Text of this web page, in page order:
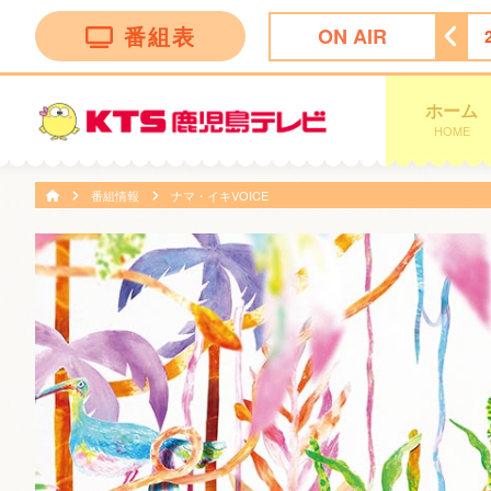
番組表 ON AIR
タイムズ 23:45 ＜ノイタミナ＞逃げ上手の若君第二期
ホーム
HOME
番組情報 ナマ・イキVOICE